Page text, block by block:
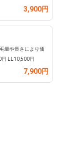
3,900円
量や長さにより価
円 LL10,500円
7,900円